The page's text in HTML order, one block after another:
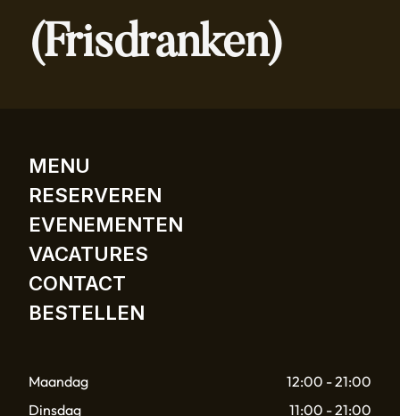
(Frisdranken)
MENU
RESERVEREN
EVENEMENTEN
VACATURES
CONTACT
BESTELLEN
Maandag
12:00 - 21:00
Dinsdag
11:00 - 21:00